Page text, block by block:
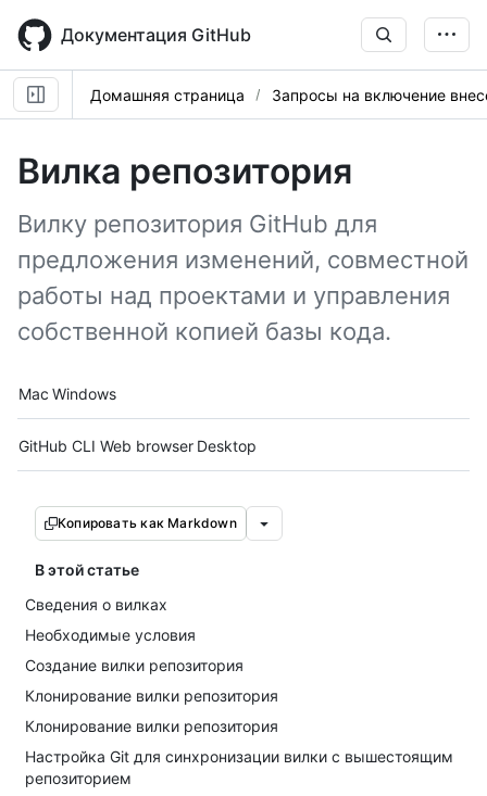
main
content
Документация GitHub
Домашняя страница Запросы на включение
Вилка репозитория
Вилку репозитория GitHub для
предложения изменений, совместной
работы над проектами и управления
собственной копией базы кода.
Platform navigation
Mac Windows
Tool navigation
GitHub CLI Web browser Desktop
Копировать как Markdown
В этой статье
Сведения о вилках
Необходимые условия
Создание вилки репозитория
Клонирование вилки репозитория
Клонирование вилки репозитория
Настройка Git для синхронизации вилки с вышестоящим
репозиторием